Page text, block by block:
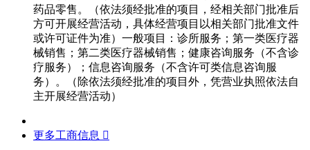
药品零售。（依法须经批准的项目，经相关部门批准后
方可开展经营活动，具体经营项目以相关部门批准文件
或许可证件为准）一般项目：诊所服务；第一类医疗器
械销售；第二类医疗器械销售；健康咨询服务（不含诊
疗服务）；信息咨询服务（不含许可类信息咨询服
务）。（除依法须经批准的项目外，凭营业执照依法自
主开展经营活动）
更多工商信息 